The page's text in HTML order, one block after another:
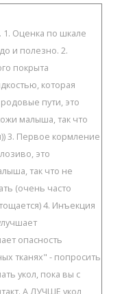
1. Оценка по шкале
и полезно. 2.
покрыта
которая
пути, это
малыша, так что
3. Первое кормление
это
так что не
(очень часто
4. Инъекция
опасность
тканях" - попросить
укол, пока вы с
А ЛУЧШЕ укол